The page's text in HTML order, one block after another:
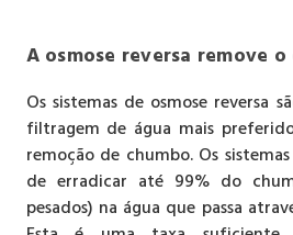
A osmose reversa remove
Os sistemas de osmose reversa
filtragem de água mais
remoção de chumbo. Os
de erradicar até 99% do
pesados) na água que passa